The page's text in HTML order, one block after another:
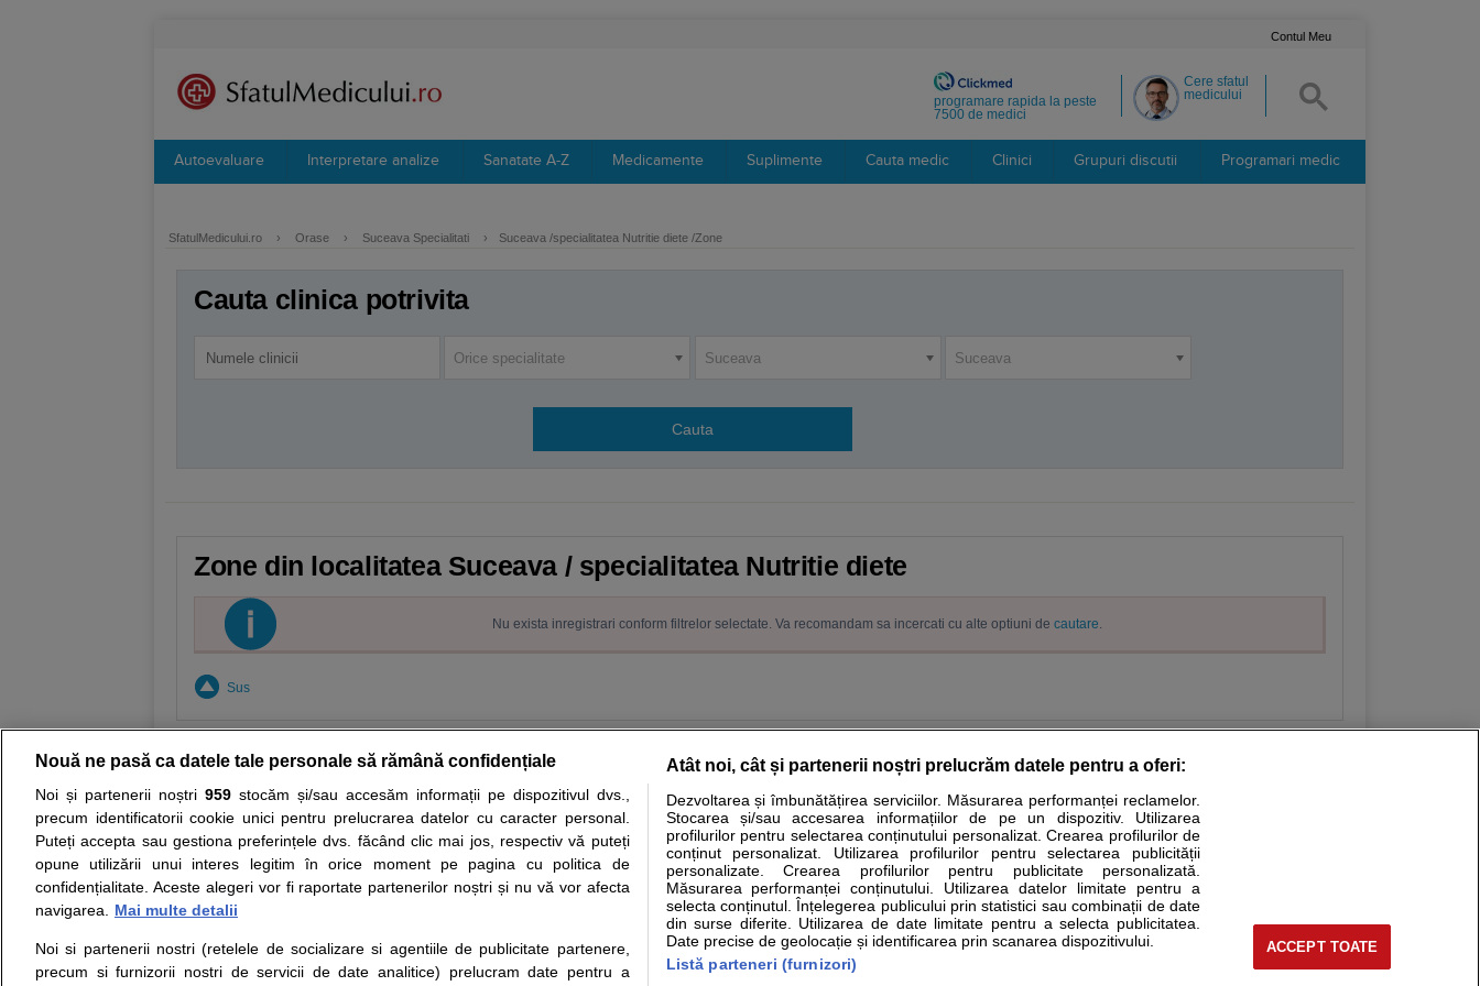
Contul Meu
Cere sfatul
medicului
programare rapida la peste
7500 de medici
Autoevaluare Interpretare analize Sanatate A-Z Medicamente Suplimente Cauta medic Clinici Grupuri discutii Programari medic
SfatulMedicului.ro › Orase › Suceava Specialitati › Suceava /specialitatea Nutritie diete /Zone
Cauta clinica potrivita
Orice specialitate Suceava Suceava
Zone din localitatea Suceava / specialitatea Nutritie diete
Nu exista inregistrari conform filtrelor selectate. Va recomandam sa incercati cu alte optiuni de cautare.
Sus
Resurse: Autoevaluare simptome Interpretare analize Specialitati medicale Boli si afectiuni Calculatoare Stiri medicale
Opiniile avizate ale medicilor, sfaturile si orice alte informatii despre sanatate disponibile pe sfatulmedicului.ro au scop informativ si educational. Ele nu pot substitui consultul medical direct si
nici diagnosticul stabilit in urma investigatiilor si analizelor medicale. Va sfatuim, ca pe langa informatia primita pe sfatulmedicului.ro sa consultati fie medicul Dvs., fie unul dintre medicii pe care
ii punem la dispozitie pentru programare in sistemul de programari la medic Clickmed.
Despre noi
Despre noi
Legal
Termeni si conditii
Drepturile consumatorului
Protectia consumatorilor - ANPC
Parteneri
Nouă ne pasă ca datele tale personale să rămână confidențiale
Noi și partenerii noștri 959stocăm și/sau accesăm informații pe dispozitivul dvs.,
precum identificatorii cookie unici pentru prelucrarea datelor cu caracter personal.
Puteți accepta sau gestiona preferințele dvs. făcând clic mai jos, respectiv vă puteți
opune utilizării unui interes legitim în orice moment pe pagina cu politica de
confidențialitate. Aceste alegeri vor fi raportate partenerilor noștri și nu vă vor afecta
navigarea.
Mai multe detalii
Noi si partenerii nostri (retelele de socializare si agentiile de publicitate partenere,
precum si furnizorii nostri de servicii de date analitice) prelucram date pentru a
Atât noi, cât și partenerii noștri prelucrăm datele pentru a oferi:
Dezvoltarea și îmbunătățirea serviciilor. Măsurarea performanței reclamelor.
Stocarea și/sau accesarea informațiilor de pe un dispozitiv. Utilizarea
profilurilor pentru selectarea conținutului personalizat. Crearea profilurilor de
conținut personalizat. Utilizarea profilurilor pentru selectarea publicității
personalizate. Crearea profilurilor pentru publicitate personalizată.
Măsurarea performanței conținutului. Utilizarea datelor limitate pentru a
selecta conținutul. Înțelegerea publicului prin statistici sau combinații de date
din surse diferite. Utilizarea de date limitate pentru a selecta publicitatea.
Date precise de geolocație și identificarea prin scanarea dispozitivului.
Listă parteneri (furnizori)
ACCEPT TOATE